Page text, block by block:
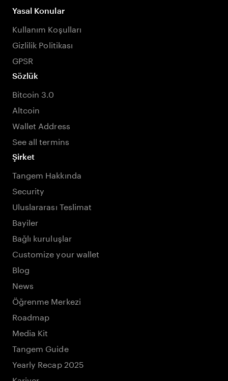
Yasal Konular
Kullanım Koşulları
Gizlilik Politikası
GPSR
Sözlük
Bitcoin 3.0
Altcoin
Wallet Address
See all termins
Şirket
Tangem Hakkında
Security
Uluslararası Teslimat
Bayiler
Bağlı kuruluşlar
Customize your wallet
Blog
News
Öğrenme Merkezi
Roadmap
Media Kit
Tangem Guide
Yearly Recap 2025